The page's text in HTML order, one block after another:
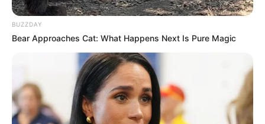
BUZZDAY
Bear Approaches Cat: What Happens Next Is Pure Magic